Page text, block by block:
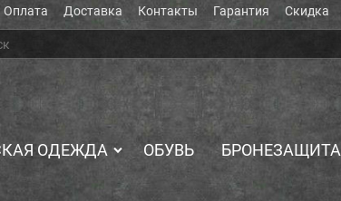
Оплата Доставка Контакты Гарантия Скидка
ОДЕЖДА ОБУВЬ БРОНЕЗАЩИТА